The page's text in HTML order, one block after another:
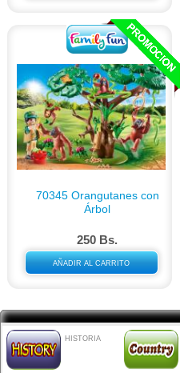
70345 Orangutanes con
Árbol
250 Bs.
AÑADIR AL CARRITO
HISTORIA